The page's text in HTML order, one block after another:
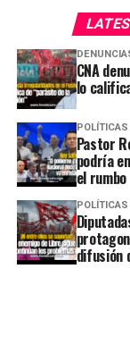
CNA
lo
POLÍTICAS
Pastor
podría
el rumbo
POLÍTICAS
difusión